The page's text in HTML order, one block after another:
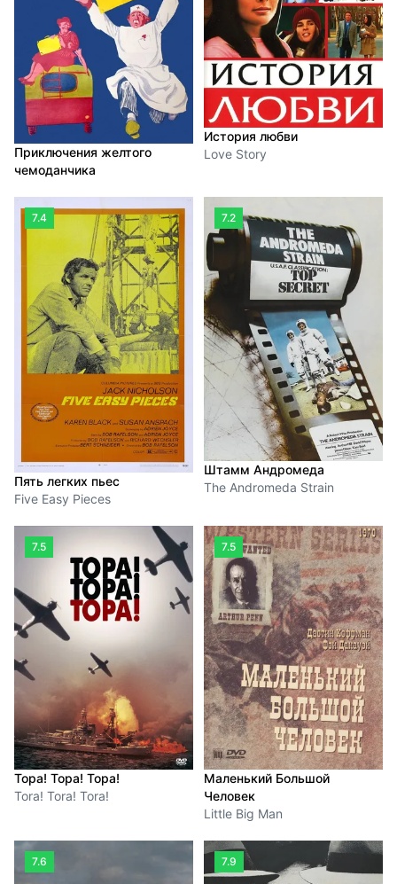
Приключения желтого
чемоданчика
История любви
Love Story
7.4
Пять легких пьес
Five Easy Pieces
7.2
Штамм Андромеда
The Andromeda Strain
7.5
Тора! Тора! Тора!
Tora! Tora! Tora!
7.5
Маленький Большой
Человек
Little Big Man
7.6 7.9